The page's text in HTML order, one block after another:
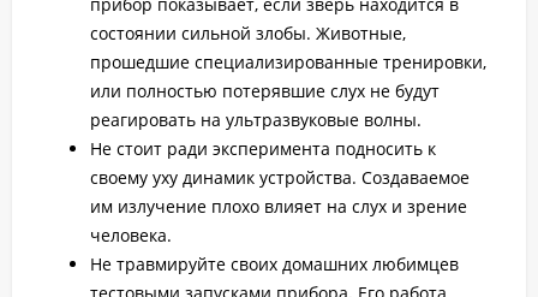
состоянии сильной злобы. Животные,
прошедшие специализированные тренировки,
или полностью потерявшие слух не будут
реагировать на ультразвуковые волны.
Не стоит ради эксперимента подносить к
своему уху динамик устройства. Создаваемое
им излучение плохо влияет на слух и зрение
человека.
Не травмируйте своих домашних любимцев